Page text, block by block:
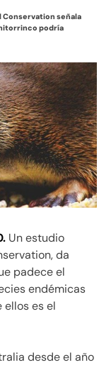
Conservation señala
podría
Un estudio
da
padece el
endémicas
ellos es el
desde el año